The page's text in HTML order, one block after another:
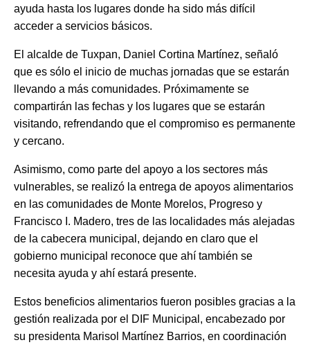
ayuda hasta los lugares donde ha sido más difícil
acceder a servicios básicos.
El alcalde de Tuxpan, Daniel Cortina Martínez, señaló
que es sólo el inicio de muchas jornadas que se estarán
llevando a más comunidades. Próximamente se
compartirán las fechas y los lugares que se estarán
visitando, refrendando que el compromiso es permanente
y cercano.
Asimismo, como parte del apoyo a los sectores más
vulnerables, se realizó la entrega de apoyos alimentarios
en las comunidades de Monte Morelos, Progreso y
Francisco I. Madero, tres de las localidades más alejadas
de la cabecera municipal, dejando en claro que el
gobierno municipal reconoce que ahí también se
necesita ayuda y ahí estará presente.
Estos beneficios alimentarios fueron posibles gracias a la
gestión realizada por el DIF Municipal, encabezado por
su presidenta Marisol Martínez Barrios, en coordinación